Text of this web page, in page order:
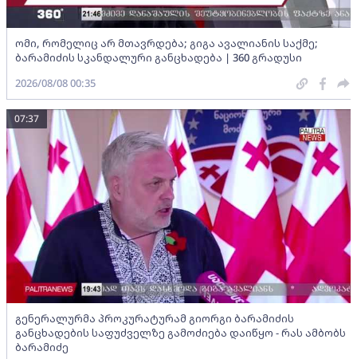
ომი, რომელიც არ მთავრდება; გიგა ავალიანის საქმე;
ბარამიძის სკანდალური განცხადება | 360 გრადუსი
2026/08/08 00:35
გენერალურმა პროკურატურამ გიორგი ბარამიძის
განცხადების საფუძველზე გამოძიება დაიწყო - რას ამბობს
ბარამიძე
07:37